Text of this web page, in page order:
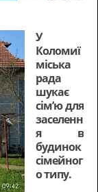
У
Коломиї
міська
рада
шукає
сім’ю для
заселенн
я в
будинок
сімейног
о типу.